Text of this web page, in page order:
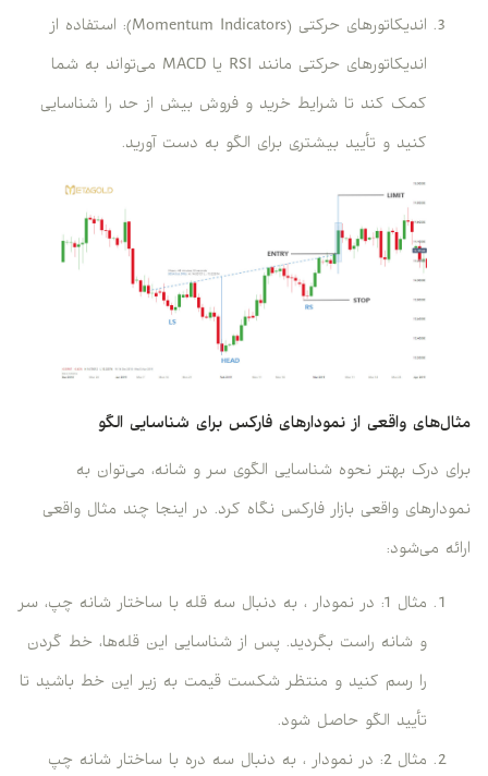
اندیکاتورهای حرکتی (Momentum Indicators): استفاده از
اندیکاتورهای حرکتی مانند RSI یا MACD می‌تواند به شما
کمک کند تا شرایط خرید و فروش بیش از حد را شناسایی
کنید و تأیید بیشتری برای الگو به دست آورید.
مثال‌های واقعی از نمودارهای فارکس برای شناسایی الگو
برای درک بهتر نحوه شناسایی الگوی سر و شانه، می‌توان به
نمودارهای واقعی بازار فارکس نگاه کرد. در اینجا چند مثال واقعی
ارائه می‌شود:
مثال 1: در نمودار ، به دنبال سه قله با ساختار شانه چپ، سر
و شانه راست بگردید. پس از شناسایی این قله‌ها، خط گردن
را رسم کنید و منتظر شکست قیمت به زیر این خط باشید تا
تأیید الگو حاصل شود.
مثال 2: در نمودار ، به دنبال سه دره با ساختار شانه چپ